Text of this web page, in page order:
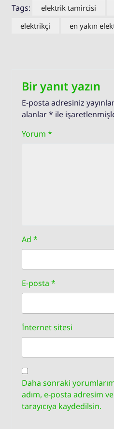
Tags: elektrik tamircisi
elektrikçi
en yakın
Bir yanıt yazın
E-posta adresiniz
alanlar* ile
Yorum *
Ad *
E-posta *
İnternet sitesi
Daha sonraki
adım, e-posta adresim
tarayıcıya kaydedilsin.